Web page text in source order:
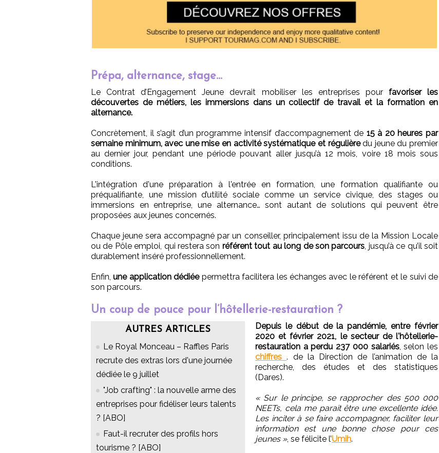
Prépa, alternance, stage…
Le Contrat d’Engagement Jeune devrait mobiliser les entreprises pour favoriser les
découvertes de métiers, les immersions dans un collectif de travail et la formation en
alternance.
Concrètement, il s’agit d’un programme intensif d’accompagnement de 15 à 20 heures par
semaine minimum, avec une mise en activité systématique et régulièredu jeune du premier
au dernier jour, pendant une période pouvant aller jusqu’à 12 mois, voire 18 mois sous
conditions.
L'intégration d'une préparation à l'entrée en formation, une formation qualifiante ou
préqualifiante, une mission d’utilité sociale comme un service civique, des stages ou
immersions en entreprise, une alternance… sont autant de solutions qui peuvent être
proposées aux jeunes concernés.
Chaque jeune sera accompagné par un conseiller, principalement issu de la Mission Locale
ou de Pôle emploi, qui restera son référent tout au long de son parcours , jusqu’à ce qu’il soit
durablement inséré professionnellement.
Enfin,une application dédiéepermettra facilitera les échanges avec le référent et le suivi de
son parcours.
Un coup de pouce pour l’hôtellerie-restauration ?
AUTRES ARTICLES
Le Royal Monceau – Raffles Paris
recrute des extras lors d'une journée
dédiée le 9 juillet
"Job crafting" : la nouvelle arme des
entreprises pour fidéliser leurs talents
? [ABO]
Faut-il recruter des profils hors
tourisme ? [ABO]
Depuis le début de la pandémie, entre février
2020 et février 2021, le secteur de l'hôtellerie-
restauration a perdu 237 000 salariés, selon les
chiffres. de la Direction de l’animation de la
recherche, des études et des statistiques
(Dares).
« Sur le principe, se rapprocher des 500 000
NEETs, cela me parait être une excellente idée.
Les inciter à se faire accompagner, faciliter leur
information est une bonne chose pour ces
jeunes », se félicite l’Umih.